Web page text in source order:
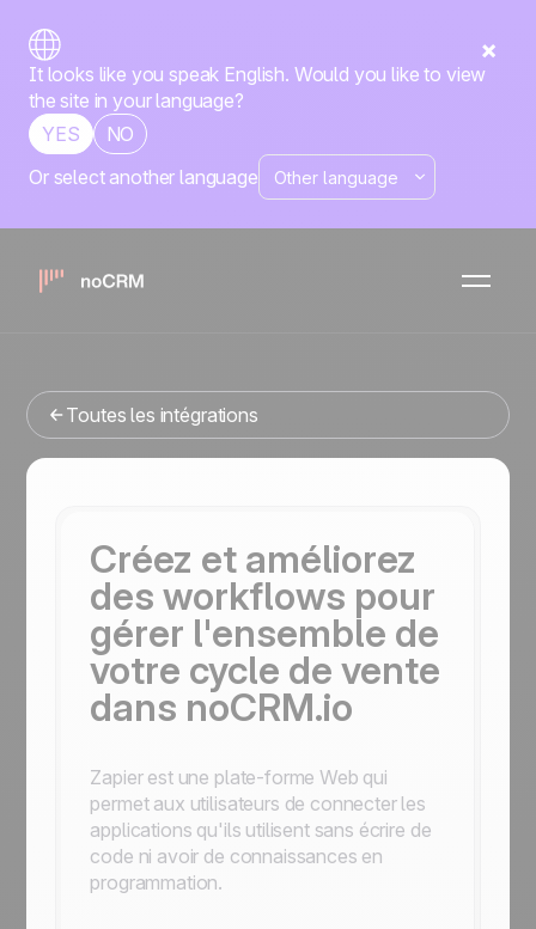
It looks like you speak English. Would you like to view
the site in your language?
YES
NO
Or select another language
Native
ZapierxnoCRM
Vous cherchez un outil de gestion commerciale qui
Toutes les intégrations
Créez et améliorez
des workflows pour
gérer l'ensemble de
votre cycle de vente
dans noCRM.io
Zapier est une plate-forme Web qui
permet aux utilisateurs de connecter les
applications qu'ils utilisent sans écrire de
code ni avoir de connaissances en
programmation.